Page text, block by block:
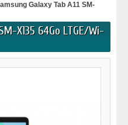
Galaxy Tab A11 SM-
X135 64Go LTGE/Wi-